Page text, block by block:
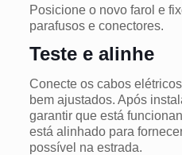
Posicione o novo farol e
parafusos e conectores.
Teste e alinhe
Conecte os cabos
bem ajustados. Após
garantir que está
está alinhado para
possível na estrada.